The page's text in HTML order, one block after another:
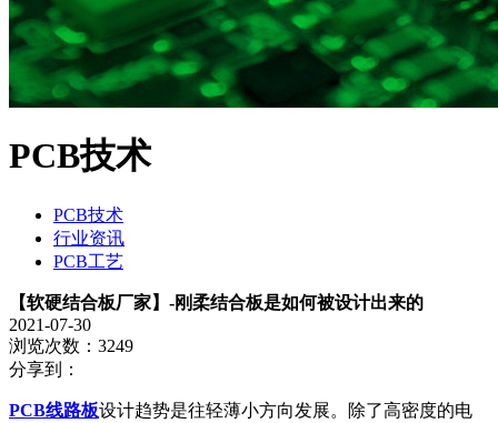
PCB技术
PCB技术
行业资讯
PCB工艺
【软硬结合板厂家】-刚柔结合板是如何被设计出来的
2021-07-30
浏览次数：3249
分享到：
PCB线路板设计趋势是往轻薄小方向发展。除了高密度的电